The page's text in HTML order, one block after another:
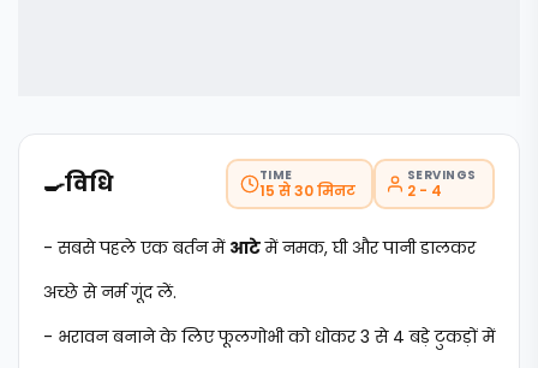
🍳विधि TIME
15 से 30 मिनट
SERVINGS
2 - 4
- सबसे पहले एक बर्तन में आटेमें नमक, घी और पानी डालकर
अच्छे से नर्म गूंद लें.
- भरावन बनाने के लिए फूलगोभी को धोकर 3 से 4 बड़े टुकड़ों में